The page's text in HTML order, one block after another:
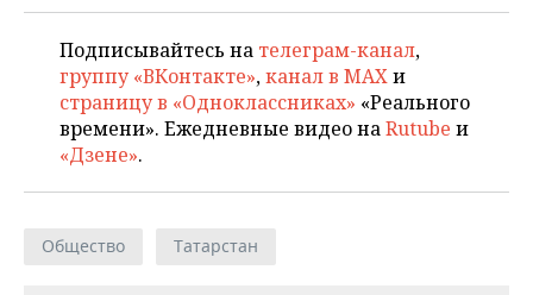
Подписывайтесь на телеграм-канал,
группу «ВКонтакте»,канал в MAXи
страницу в «Одноклассниках» «Реального
времени». Ежедневные видео наRutube и
«Дзене».
Общество Татарстан